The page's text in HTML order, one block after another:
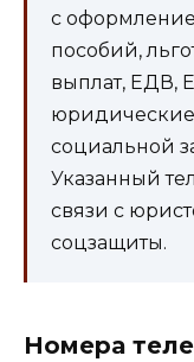
с
пособий,
выплат, ЕДВ,
юридические
социальной
Указанный
связи с
соцзащиты.
Номера